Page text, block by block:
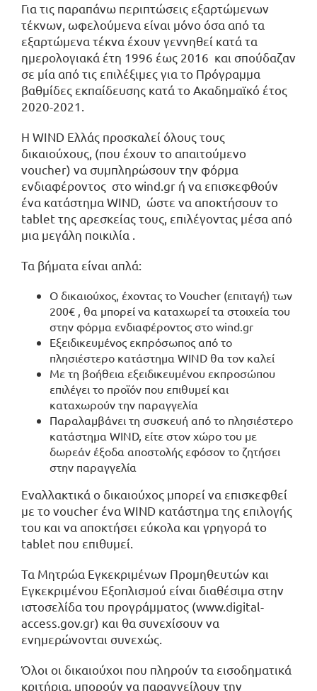
Για τις παραπάνω περιπτώσεις εξαρτώμενων
τέκνων, ωφελούμενα είναι μόνο όσα από τα
εξαρτώμενα τέκνα έχουν γεννηθεί κατά τα
ημερολογιακά έτη 1996 έως 2016 και σπούδαζαν
σε μία από τις επιλέξιμες για το Πρόγραμμα
βαθμίδες εκπαίδευσης κατά το Ακαδημαϊκό έτος
2020-2021.
Η WIND Ελλάς προσκαλεί όλους τους
δικαιούχους, (που έχουν το απαιτούμενο
voucher) να συμπληρώσουν την φόρμα
ενδιαφέροντος στο wind.gr ή να επισκεφθούν
ένα κατάστημα WIND, ώστε να αποκτήσουν τo
tablet της αρεσκείας τους, επιλέγοντας μέσα από
μια μεγάλη ποικιλία .
Τα βήματα είναι απλά:
Ο δικαιούχος, έχοντας το Voucher (επιταγή) των
200€ , θα μπορεί να καταχωρεί τα στοιχεία του
στην φόρμα ενδιαφέροντος στο wind.gr
Εξειδικευμένος εκπρόσωπος από το
πλησιέστερο κατάστημα WIND θα τον καλεί
Με τη βοήθεια εξειδικευμένου εκπροσώπου
επιλέγει το προϊόν που επιθυμεί και
καταχωρούν την παραγγελία
Παραλαμβάνει τη συσκευή από το πλησιέστερο
κατάστημα WIND, είτε στον χώρο του με
δωρεάν έξοδα αποστολής εφόσον το ζητήσει
στην παραγγελία
Εναλλακτικά ο δικαιούχος μπορεί να επισκεφθεί
με το voucher ένα WIND κατάστημα της επιλογής
του και να αποκτήσει εύκολα και γρηγορά το
tablet που επιθυμεί.
Τα Μητρώα Εγκεκριμένων Προμηθευτών και
Εγκεκριμένου Εξοπλισμού είναι διαθέσιμα στην
ιστοσελίδα του προγράμματος (www.digital-
access.gov.gr) και θα συνεχίσουν να
ενημερώνονται συνεχώς.
Όλοι οι δικαιούχοι που πληρούν τα εισοδηματικά
κριτήρια, μπορούν να παραγγείλουν την